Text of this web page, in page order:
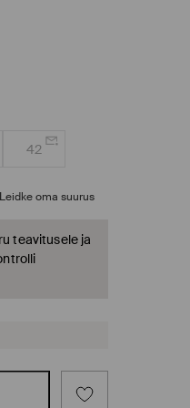
42
Leidke oma suurus
teavitusele ja